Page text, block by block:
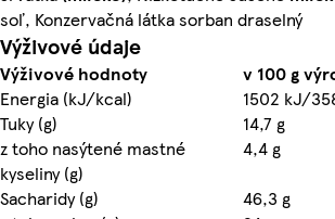
soľ, Konzervačná látka sorban draselný
Výživové údaje
Výživové hodnoty
v 100 g
Energia (kJ/kcal)
1502 kJ/
Tuky (g)
14,7 g
z toho nasýtené mastné
kyseliny (g)
4,4 g
Sacharidy (g)
46,3 g